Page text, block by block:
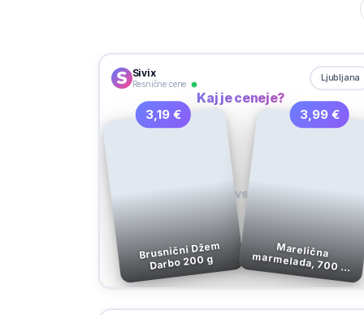
Sivix
Resnične cene
Ljubljana
Kaj je ceneje?
3,19 €
Brusnični Džem
Darbo 200 g
VS
3,99 €
Marelična
marmelada, 700 g,
Belsad